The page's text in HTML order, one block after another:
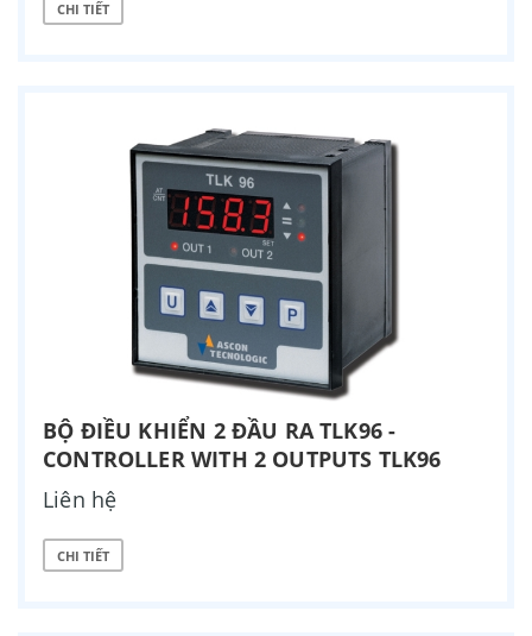
CHI TIẾT
BỘ ĐIỀU KHIỂN 2 ĐẦU RA TLK96 -
CONTROLLER WITH 2 OUTPUTS TLK96
Liên hệ
CHI TIẾT